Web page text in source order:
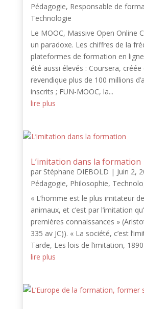
Pédagogie, Responsable de
Technologie
Le MOOC, Massive Open Online
un paradoxe. Les chiffres de la
plateformes de formation en
été aussi élevés : Coursera, créée
revendique plus de 100 millions
inscrits ; FUN-MOOC, la...
lire plus
L’imitation dans la formation
par Stéphane DIEBOLD | Juin 2,
Pédagogie, Philosophie,
« L’homme est le plus imitateur
animaux, et c’est par l’imitation
premières connaissances »
335 av JC)). « La société, c’est
Tarde, Les lois de l’imitation,
lire plus